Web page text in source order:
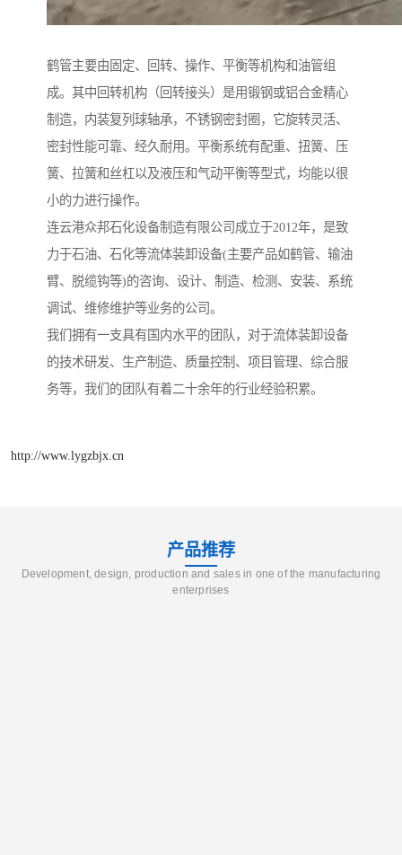
鹤管主要由固定、回转、操作、平衡等机构和油管组
成。其中回转机构（回转接头）是用锻钢或铝合金精心
制造，内装复列球轴承，不锈钢密封圈，它旋转灵活、
密封性能可靠、经久耐用。平衡系统有配重、扭簧、压
簧、拉簧和丝杠以及液压和气动平衡等型式，均能以很
小的力进行操作。
连云港众邦石化设备制造有限公司成立于2012年，是致
力于石油、石化等流体装卸设备(主要产品如鹤管、输油
臂、脱缆钩等)的咨询、设计、制造、检测、安装、系统
调试、维修维护等业务的公司。
我们拥有一支具有国内水平的团队，对于流体装卸设备
的技术研发、生产制造、质量控制、项目管理、综合服
务等，我们的团队有着二十余年的行业经验积累。
http://www.lygzbjx.cn
产品推荐
Development, design, production and sales in one of the manufacturing
enterprises